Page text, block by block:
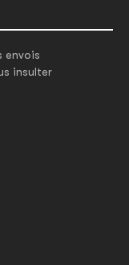
envois
insulter